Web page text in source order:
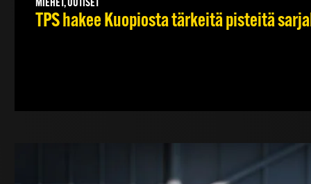
MIEHET, UUTISET
TPS hakee Kuopiosta tärkeitä pisteitä